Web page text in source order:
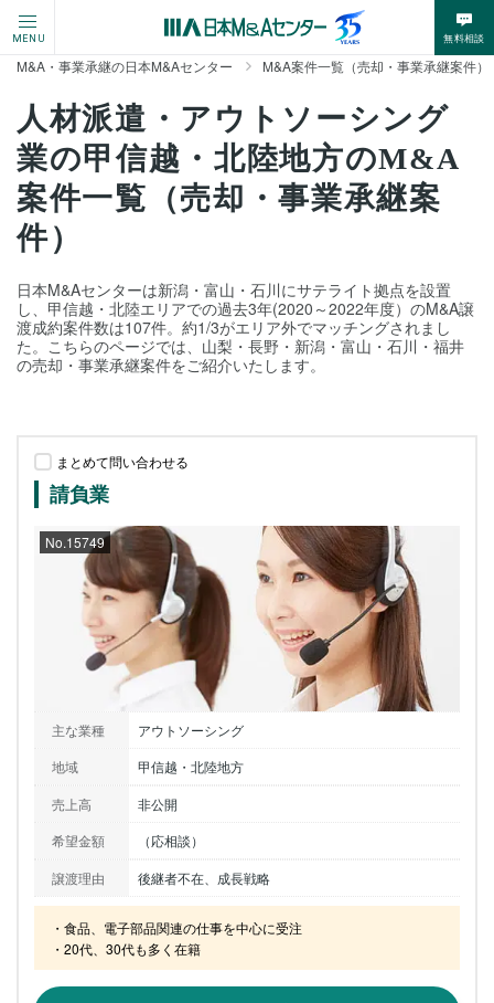
MENU 無料相談
M&A・事業承継の日本M&Aセンター M&A案件一覧（売却・事業承継案件）
人材派遣・アウトソーシング
業の甲信越・北陸地方のM&A
案件一覧（売却・事業承継案
件）
日本M&Aセンターは新潟・富山・石川にサテライト拠点を設置
し、甲信越・北陸エリアでの過去3年(2020～2022年度）のM&A譲
渡成約案件数は107件。約1/3がエリア外でマッチングされまし
た。こちらのページでは、山梨・長野・新潟・富山・石川・福井
の売却・事業承継案件をご紹介いたします。
まとめて問い合わせる
請負業
No.15749
主な業種
アウトソーシング
地域
甲信越・北陸地方
売上高
非公開
希望金額
（応相談）
譲渡理由
後継者不在、成長戦略
・食品、電子部品関連の仕事を中心に受注
・20代、30代も多く在籍